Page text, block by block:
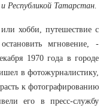
Республикой Татарстан.
хобби, путешествие с
мгновение, -
1970 года в городе
в фотожурналистику,
к фотографированию
его в пресс-службу